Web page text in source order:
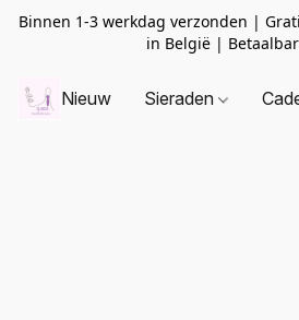
Binnen 1-3 werkdag verzonden |
in België |
Nieuw Sieraden